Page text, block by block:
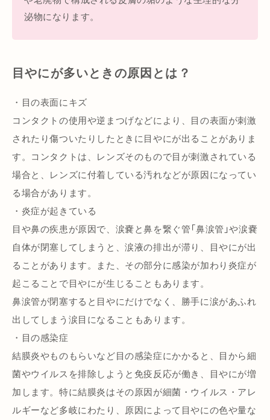
泌物になります。
目やにが多いときの原因とは？
・目の表面にキズ
コンタクトの使用や逆まつげなどにより、目の表面が刺激
されたり傷ついたりしたときに目やにが出ることがありま
す。コンタクトは、レンズそのもので目が刺激されている
場合と、レンズに付着している汚れなどが原因になってい
る場合があります。
・炎症が起きている
目や鼻の疾患が原因で、涙嚢と鼻を繋ぐ管「鼻涙管」や涙嚢
自体が閉塞してしまうと、涙液の排出が滞り、目やにが出
ることがあります。また、その部分に感染が加わり炎症が
起こることで目やにが生じることもあります。
鼻涙管が閉塞すると目やにだけでなく、勝手に涙があふれ
出してしまう涙目になることもあります。
・目の感染症
結膜炎やものもらいなど目の感染症にかかると、目から細
菌やウイルスを排除しようと免疫反応が働き、目やにが増
加します。特に結膜炎はその原因が細菌・ウイルス・アレ
ルギーなど多岐にわたり、原因によって目やにの色や量な